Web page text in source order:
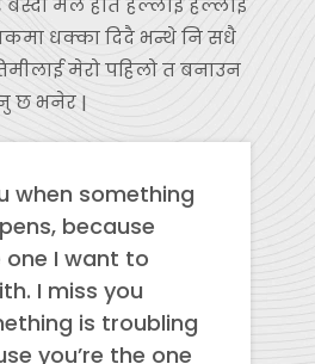
मैले हात हल्लाई हल्लाई
धक्का दिदै भन्थे नि सधै
मेरो पहिलो त बनाउन
छ भनेर |
when something
because
one I want to
I miss you
is troubling
you’re the one